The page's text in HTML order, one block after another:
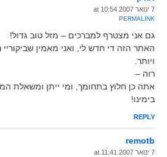
7 ינואר 2007 at 10:54
PERMALINK
גם אני מצטרף למברכים – מזל טוב גדול!
האתר הזה די חדש לי, ואני מאמין שביקוריי
ויותר.
רוה –
אתה כן חלוץ בתחומך, ומי ייתן ומשאלת
בימינו!
REPLY
remotb
7 ינואר 2007 at 11:41